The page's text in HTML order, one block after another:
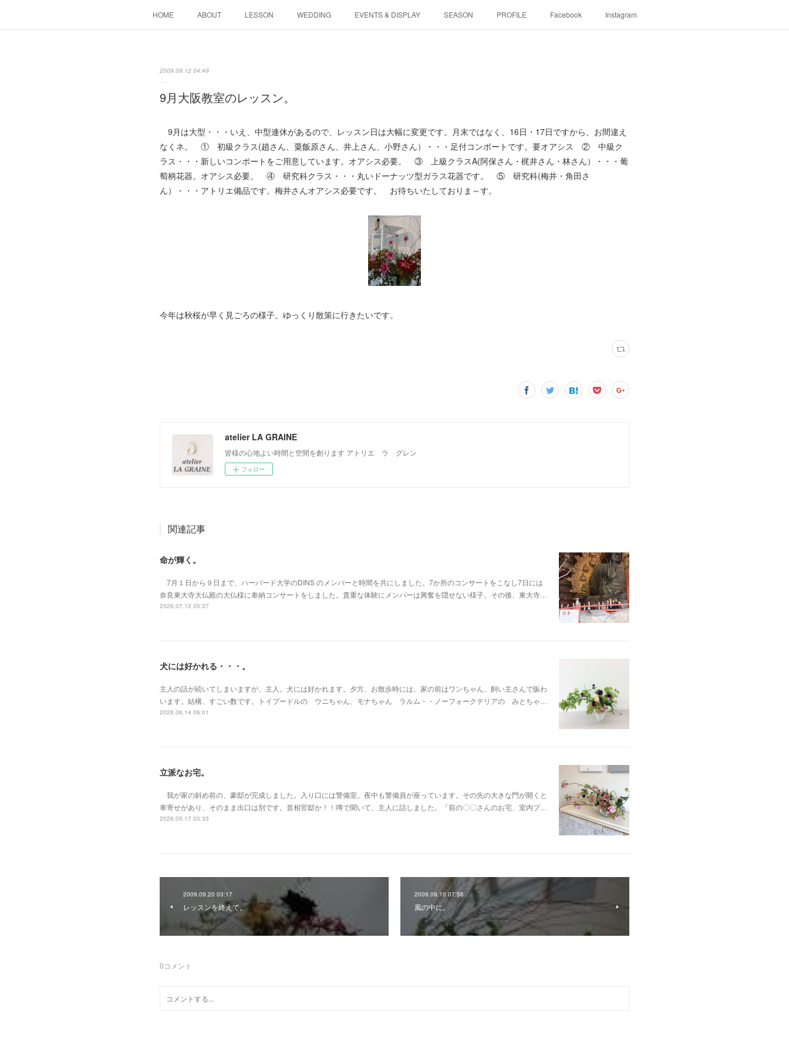
HOME ABOUT LESSON WEDDING EVENTS & DISPLAY SEASON PROFILE Facebook Instagram
2009.09.12 04:49
9月大阪教室のレッスン。
9月は大型・・・いえ、中型連休があるので、レッスン日は大幅に変更です。月末ではなく、16日・17日ですから、お間違え
なくネ。 ① 初級クラス(趙さん、粟飯原さん、井上さん、小野さん）・・・足付コンポートです。要オアシス ② 中級ク
ラス・・・新しいコンポートをご用意しています。オアシス必要。 ③ 上級クラスA(阿保さん・梶井さん・林さん）・・・葡
萄柄花器。オアシス必要。 ④ 研究科クラス・・・丸いドーナッツ型ガラス花器です。 ⑤ 研究科(梅井・角田さ
ん）・・・アトリエ備品です。梅井さんオアシス必要です。 お待ちいたしておりま～す。
今年は秋桜が早く見ごろの様子。ゆっくり散策に行きたいです。
atelier LA GRAINE
皆様の心地よい時間と空間を創ります アトリエ ラ グレン
フォロー
関連記事
命が輝く。
7月１日から９日まで、ハーバード大学のDINS のメンバーと時間を共にしました。7か所のコンサートをこなし7日には
奈良東大寺大仏殿の大仏様に奉納コンサートをしました。貴重な体験にメンバーは興奮を隠せない様子。その後、東大寺…
2026.07.12 05:37
犬には好かれる・・・。
主人の話が続いてしまいますが、主人。犬には好かれます。夕方、お散歩時には、家の前はワンちゃん、飼い主さんで賑わ
います。結構、すごい数です。トイプードルの ウニちゃん、モナちゃん ラルム・・ノーフォークテリアの みとちゃ…
2026.06.14 06:01
立派なお宅。
我が家の斜め前の、豪邸が完成しました。入り口には警備室。夜中も警備員が座っています。その先の大きな門が開くと
車寄せがあり、そのまま出口は別です。首相官邸か！！噂で聞いて、主人に話しました。「前の〇〇さんのお宅、室内プ…
2026.05.17 03:33
2009.09.20 03:17
レッスンを終えて。
2009.09.10 07:56
風の中に。
0コメント